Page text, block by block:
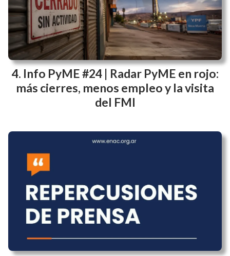
Info PyME #24 | Radar PyME en rojo:
más cierres, menos empleo y la visita
del FMI